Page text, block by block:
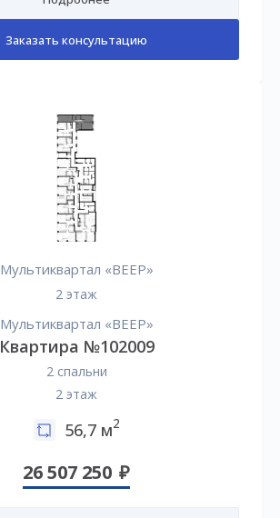
Заказать консультацию
Мультиквартал «ВЕЕР»
2 этаж
Мультиквартал «ВЕЕР»
Квартира №102009
2 спальни
2 этаж
56,7 м2
26 507 250